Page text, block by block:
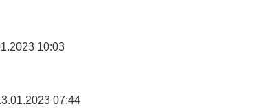
10:03
07:44